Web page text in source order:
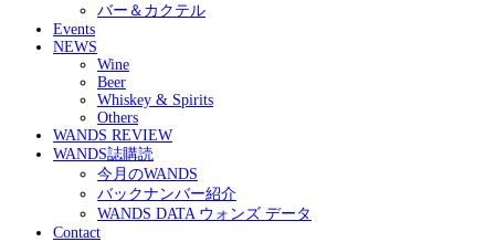
バー＆カクテル
Events
NEWS
Wine
Beer
Whiskey & Spirits
Others
WANDS REVIEW
WANDS誌購読
今月のWANDS
バックナンバー紹介
WANDS DATA ウォンズ データ
Contact